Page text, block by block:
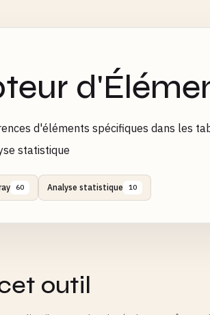
d'éléments spécifiques dans les
statistique
60 Analyse statistique 10
outil